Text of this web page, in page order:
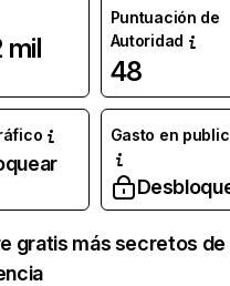
mil
Puntuación de
Autoridad
48
Gasto en
gratis más secretos de